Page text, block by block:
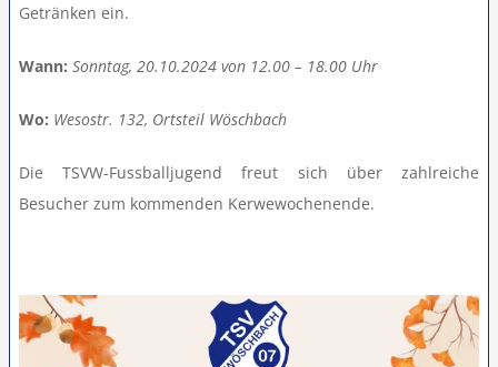
Rechtliches
Getränken ein.
Wann: Sonntag, 20.10.2024 von 12.00 – 18.00 Uhr
Wo: Wesostr. 132, Ortsteil Wöschbach
Die TSVW-Fussballjugend freut sich über zahlreiche
Besucher zum kommenden Kerwewochenende.